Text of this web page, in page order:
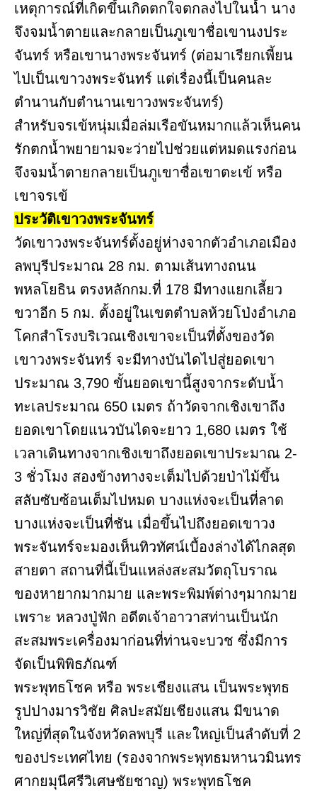
เหตุการณ์ที่เกิดขึ้นเกิดตกใจตกลงไปในน้ำ นาง
จึงจมน้ำตายและกลายเป็นภูเขาชื่อเขานงประ
จันทร์ หรือเขานางพระจันทร์ (ต่อมาเรียกเพี้ยน
ไปเป็นเขาวงพระจันทร์ แต่เรื่องนี้เป็นคนละ
ตำนานกับตำนานเขาวงพระจันทร์)
สำหรับจรเข้หนุ่มเมื่อล่มเรือขันหมากแล้วเห็นคน
รักตกน้ำพยายามจะว่ายไปช่วยแต่หมดแรงก่อน
จึงจมน้ำตายกลายเป็นภูเขาชื่อเขาตะเข้ หรือ
เขาจรเข้
ประวัติเขาวงพระจันทร์
วัดเขาวงพระจันทร์ตั้งอยู่ห่างจากตัวอำเภอเมือง
ลพบุรีประมาณ 28 กม. ตามเส้นทางถนน
พหลโยธิน ตรงหลักกม.ที่ 178 มีทางแยกเลี้ยว
ขวาอีก 5 กม. ตั้งอยู่ในเขตตำบลห้วยโป่งอำเภอ
โคกสำโรงบริเวณเชิงเขาจะเป็นที่ตั้งของวัด
เขาวงพระจันทร์ จะมีทางบันไดไปสู่ยอดเขา
ประมาณ 3,790 ขั้นยอดเขานี้สูงจากระดับน้ำ
ทะเลประมาณ 650 เมตร ถ้าวัดจากเชิงเขาถึง
ยอดเขาโดยแนวบันไดจะยาว 1,680 เมตร ใช้
เวลาเดินทางจากเชิงเขาถึงยอดเขาประมาณ 2-
3 ชั่วโมง สองข้างทางจะเต็มไปด้วยป่าไม้ขึ้น
สลับซับซ้อนเต็มไปหมด บางแห่งจะเป็นที่ลาด
บางแห่งจะเป็นที่ชัน เมื่อขึ้นไปถึงยอดเขาวง
พระจันทร์จะมองเห็นทิวทัศน์เบื้องล่างได้ไกลสุด
สายตา สถานที่นี้เป็นแหล่งสะสมวัตถุโบราณ
ของหายากมากมาย และพระพิมพ์ต่างๆมากมาย
เพราะ หลวงปู่ฟัก อดีตเจ้าอาวาสท่านเป็นนัก
สะสมพระเครื่องมาก่อนที่ท่านจะบวช ซึ่งมีการ
จัดเป็นพิพิธภัณฑ์
พระพุทธโชค หรือ พระเชียงแสน เป็นพระพุทธ
รูปปางมารวิชัย ศิลปะสมัยเชียงแสน มีขนาด
ใหญ่ที่สุดในจังหวัดลพบุรี และใหญ่เป็นลำดับที่ 2
ของประเทศไทย (รองจากพระพุทธมหานวมินทร
ศากยมุนีศรีวิเศษชัยชาญ) พระพุทธโชค